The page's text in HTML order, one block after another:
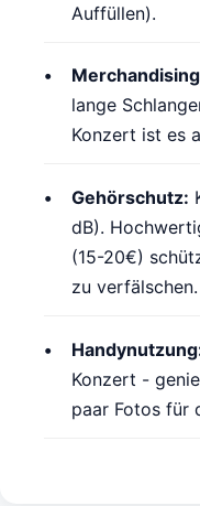
Auffüllen).
lange
Konzert ist es
Gehörschutz:
dB).
(15-20€)
zu verfälschen.
Konzert -
paar Fotos für